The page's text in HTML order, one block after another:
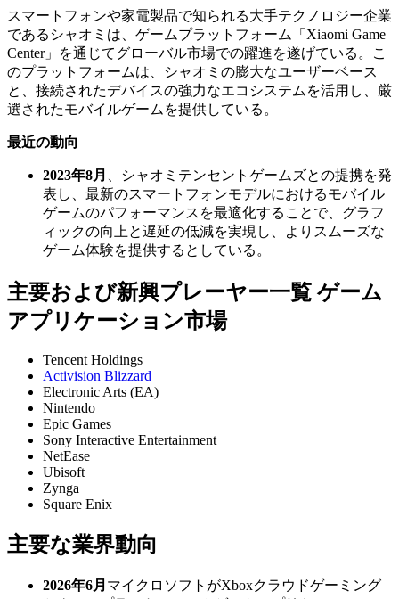
スマートフォンや家電製品で知られる大手テクノロジー企業
であるシャオミは、ゲームプラットフォーム「Xiaomi Game
Center」を通じてグローバル市場での躍進を遂げている。こ
のプラットフォームは、シャオミの膨大なユーザーベース
と、接続されたデバイスの強力なエコシステムを活用し、厳
選されたモバイルゲームを提供している。
最近の動向
2023年8月
、シャオミテンセントゲームズとの提携を発
表し、最新のスマートフォンモデルにおけるモバイル
ゲームのパフォーマンスを最適化することで、グラフ
ィックの向上と遅延の低減を実現し、よりスムーズな
ゲーム体験を提供するとしている。
主要および新興プレーヤー一覧 ゲーム
アプリケーション市場
Tencent Holdings
Activision Blizzard
Electronic Arts (EA)
Nintendo
Epic Games
Sony Interactive Entertainment
NetEase
Ubisoft
Zynga
Square Enix
主要な業界動向
2026年6月 マイクロソフトがXboxクラウドゲーミング